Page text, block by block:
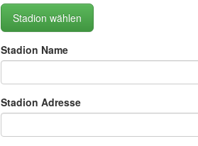
Stadion wählen
Stadion Name
Stadion Adresse